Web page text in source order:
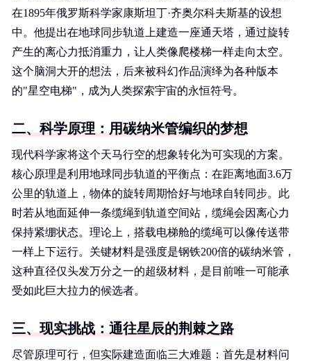
在1895年俄罗斯科学家康斯坦丁·齐奥尔科夫斯基的设想
中。他提出在地球同步轨道上建造一座通天塔，通过旋转
产生的离心力抵消重力，让人类像爬楼梯一样走向太空。
这个脑洞大开的想法，后来被科幻作品演绎为各种版本
的"星空电梯"，成为人类探索宇宙的永恒符号。
二、科学原理：用碳纳米管编织的梦想
现代科学家将这个天马行空的想象转化为可实现的方案。
核心原理是利用地球同步轨道的平衡点：在距离地面3.6万
公里的轨道上，物体的旋转周期恰好与地球自转同步。此
时若从地面延伸一条缆绳到轨道空间站，缆绳会因离心力
保持紧绷状态。理论上，搭载电梯舱的缆绳可以像传送带
一样上下运行。关键材料是强度是钢铁200倍的碳纳米管，
这种直径仅头发万分之一的超级材料，是目前唯一可能承
受如此巨大拉力的候选者。
三、现实挑战：通往星辰的荆棘之路
尽管原理可行，但实际建造面临三大难题：首先是材料问